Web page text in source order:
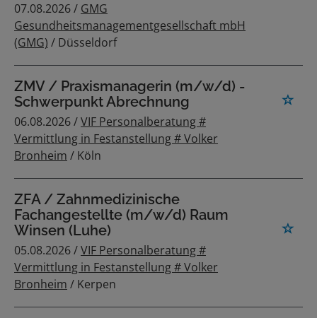
07.08.2026 / GMG
Gesundheitsmanagementgesellschaft mbH
(GMG) / Düsseldorf
ZMV / Praxismanagerin (m/w/d) -
Schwerpunkt Abrechnung
06.08.2026 /VIF Personalberatung #
Vermittlung in Festanstellung # Volker
Bronheim / Köln
ZFA / Zahnmedizinische
Fachangestellte (m/w/d) Raum
Winsen (Luhe)
05.08.2026 /VIF Personalberatung #
Vermittlung in Festanstellung # Volker
Bronheim / Kerpen